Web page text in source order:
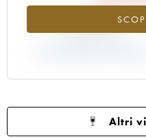
-0.68%
Altri